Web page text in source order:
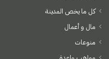
كل ما يخص المدينة
مال و أعمال
منوعات